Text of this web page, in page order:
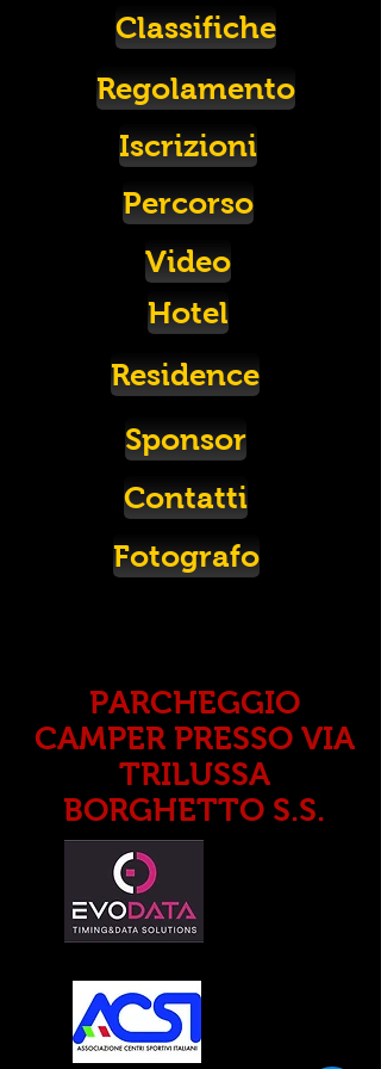
Classifiche
Regolamento
Iscrizioni
Percorso
Video
Hotel
Residence
Sponsor
Contatti
Fotografo
PARCHEGGIO
CAMPER PRESSO VIA
TRILUSSA
BORGHETTO S.S.